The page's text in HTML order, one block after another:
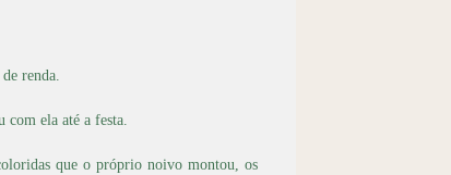
renda.
ela até a festa.
que o próprio noivo montou, os